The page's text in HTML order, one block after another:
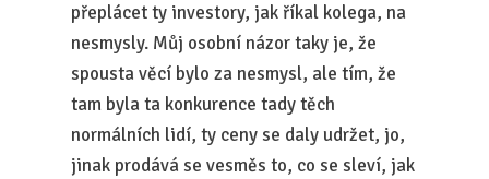
přeplácet ty investory, jak říkal kolega, na
nesmysly. Můj osobní názor taky je, že
spousta věcí bylo za nesmysl, ale tím, že
tam byla ta konkurence tady těch
normálních lidí, ty ceny se daly udržet, jo,
jinak prodává se vesměs to, co se sleví, jak